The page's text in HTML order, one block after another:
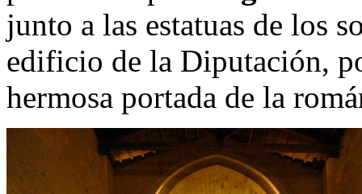
junto a las estatuas de los
edificio de la Diputación,
hermosa portada de la